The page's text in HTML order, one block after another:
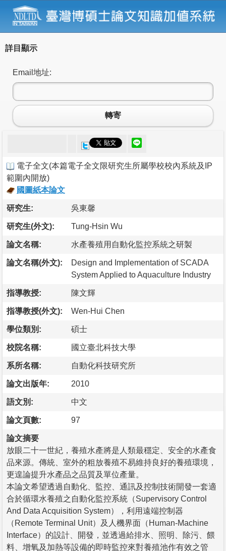
詳目顯示
Email地址:
轉寄
電子全文(本篇電子全文限研究生所屬學校校內系統及IP
範圍內開放)
國圖紙本論文
研究生: 吳東馨
研究生(外文): Tung-Hsin Wu
論文名稱: 水產養殖用自動化監控系統之研製
論文名稱(外文):
Design and Implementation of SCADA
System Applied to Aquaculture Industry
指導教授: 陳文輝
指導教授(外文): Wen-Hui Chen
學位類別: 碩士
校院名稱: 國立臺北科技大學
系所名稱: 自動化科技研究所
論文出版年: 2010
語文別: 中文
論文頁數: 97
論文摘要
放眼二十一世紀，養殖水產將是人類最穩定、安全的水產食
品來源。傳統、室外的粗放養殖不易維持良好的養殖環境，
更遑論提升水產品之品質及單位產量。
本論文希望透過自動化、監控、通訊及控制技術開發一套適
合於循環水養殖之自動化監控系統（Supervisory Control
And Data Acquisition System），利用遠端控制器
（Remote Terminal Unit）及人機界面（Human-Machine
Interface）的設計、開發，並透過給排水、照明、除污、餵
料、增氧及加熱等設備的即時監控來對養殖池作有效之管